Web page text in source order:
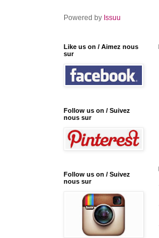
Powered by Issuu
Like us on / Aimez nous
sur
Follow us on / Suivez
nous sur
Follow us on / Suivez
nous sur